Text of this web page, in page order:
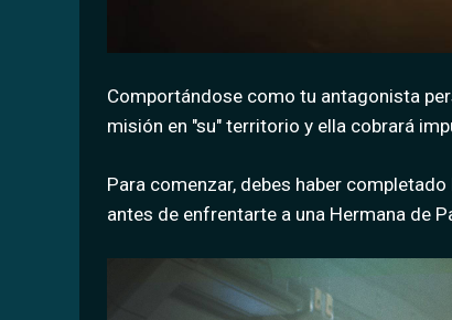
Comportándose como tu antagonista
misión en "su" territorio y ella cobrará
Para comenzar, debes haber
antes de enfrentarte a una Hermana de